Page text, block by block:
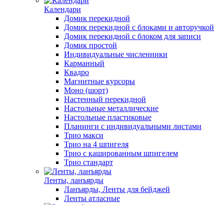
Календари
Домик перекидной
Домик перекидной с блоками и авторучкой
Домик перекидной с блоком для записи
Домик простой
Индивидуальные численники
Карманный
Квадро
Магнитные курсоры
Моно (шорт)
Настенный перекидной
Настольные металлические
Настольные пластиковые
Планинги с индивидуальными листами
Трио макси
Трио на 4 шпигеля
Трио с кашированным шпигелем
Трио стандарт
Ленты, ланъярды
Ланъярды, Ленты для бейджей
Ленты атласные